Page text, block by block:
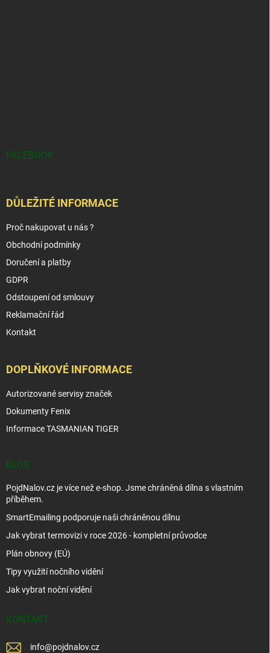
FACEBOOK
DŮLEŽITÉ INFORMACE
Proč nakupovat u nás ?
Obchodní podmínky
Doručení a platby
GDPR
Odstoupení od smlouvy
Reklamační řád
Kontakt
DOPLŇKOVÉ INFORMACE
Autorizované servisy značek
Dokumenty Fenix
Informace TASMANIAN TIGER
BLOG
PojdNalov.cz je více než e-shop. Jsme chráněná dílna s vlastním
příběhem.
SmartEmailing podporuje naši chráněnou dílnu
Jak vybrat termovizi v roce 2026 - kompletní průvodce
Plán obnovy (EÚ)
Tipy využití nočního vidění
Jak vybrat noční vidění
KONTAKT
info@pojdnalov.cz